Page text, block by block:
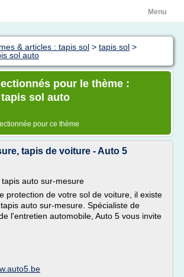
Menu
& articles : tapis sol > tapis sol >
sol auto
pour le thème :
sol auto
pour ce thème
tapis de voiture - Auto 5
auto sur-mesure
protection de votre sol de voiture, il existe
auto sur-mesure. Spécialiste de
l'entretien automobile, Auto 5 vous invite